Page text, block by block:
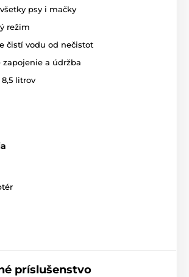
odstraňuje z vody akýkoľvek zápach a
zvieratko na pitie väčších
a sviežej vody.
a charakteristika:
z kohútika
špliechanie vody
vďaka kvalitnej pumpe
na vodu, množstvo cca
psy i mačky
režim
čistí vodu od nečistot
zapojenie a údržba
litrov
príslušenstvo